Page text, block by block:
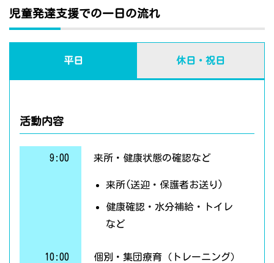
児童発達支援での一日の流れ
平日 休日・祝日
活動内容
9:00 来所・健康状態の確認など
来所(送迎・保護者お送り)
健康確認・水分補給・トイレ
など
10:00 個別・集団療育（トレーニング）